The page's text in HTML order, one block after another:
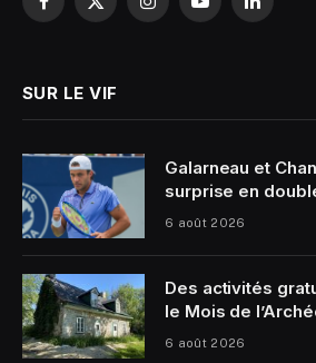
Facebook
X
InstagramYouTubeLinkedIn
SUR LE VIF
Galarneau et
surprise en
6 août 2026
Des activités
le Mois de
6 août 2026